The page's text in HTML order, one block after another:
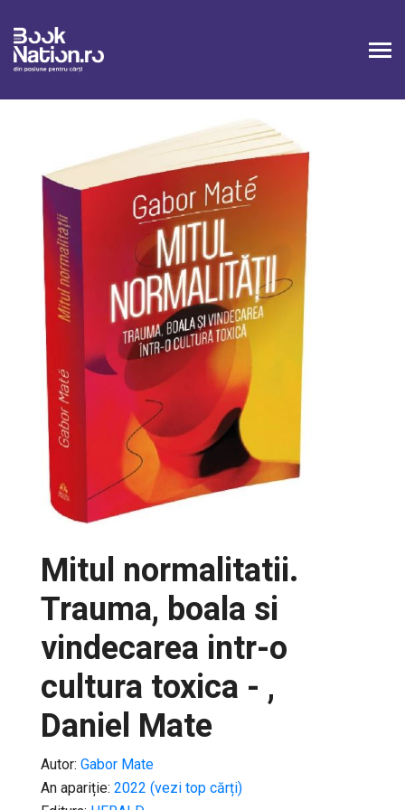
Mitul normalitatii.
Trauma, boala si
vindecarea intr-o
cultura toxica - ,
Daniel Mate
Autor: Gabor Mate
An apariție: 2022 (vezi top cărți)